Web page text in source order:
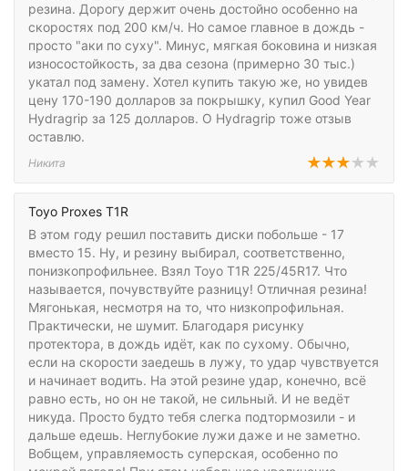
резина. Дорогу держит очень достойно особенно на
скоростях под 200 км/ч. Но самое главное в дождь -
просто "аки по суху". Минус, мягкая боковина и низкая
износостойкость, за два сезона (примерно 30 тыс.)
укатал под замену. Хотел купить такую же, но увидев
цену 170-190 долларов за покрышку, купил Good Year
Hydragrip за 125 долларов. О Hydragrip тоже отзыв
оставлю.
Никита
Toyo Proxes T1R
В этом году решил поставить диски побольше - 17
вместо 15. Ну, и резину выбирал, соответственно,
понизкопрофильнее. Взял Toyo T1R 225/45R17. Что
называется, почувствуйте разницу! Отличная резина!
Мягонькая, несмотря на то, что низкопрофильная.
Практически, не шумит. Благодаря рисунку
протектора, в дождь идёт, как по сухому. Обычно,
если на скорости заедешь в лужу, то удар чувствуется
и начинает водить. На этой резине удар, конечно, всё
равно есть, но он не такой, не сильный. И не ведёт
никуда. Просто будто тебя слегка подтормозили - и
дальше едешь. Неглубокие лужи даже и не заметно.
Вобщем, управляемость суперская, особенно по